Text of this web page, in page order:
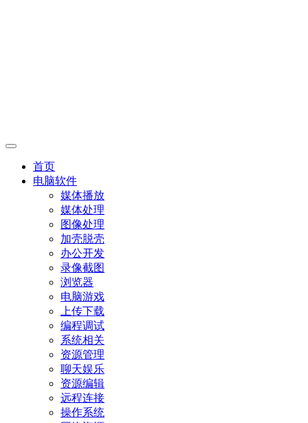
首页
电脑软件
媒体播放
媒体处理
图像处理
加壳脱壳
办公开发
录像截图
浏览器
电脑游戏
上传下载
编程调试
系统相关
资源管理
聊天娱乐
资源编辑
远程连接
操作系统